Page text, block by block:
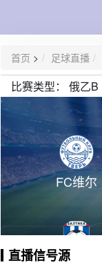
首页 > 足球直播
比赛类型： 俄乙B
FC维尔
巴蒂卡B队
直播信号源